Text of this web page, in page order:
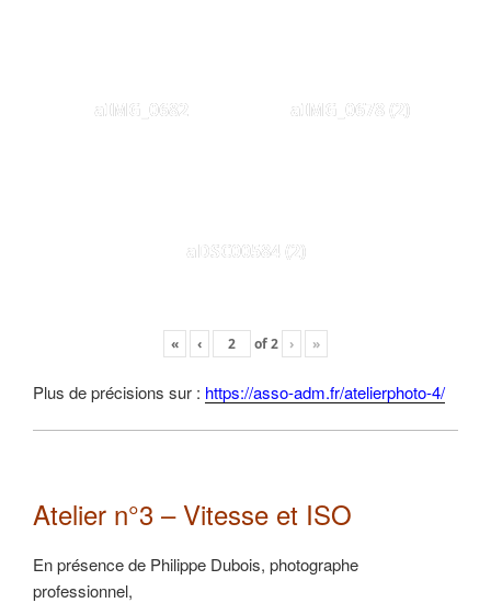
aIMG_0682 aIMG_0678 (2)
aDSC00584 (2)
« ‹ of2 › »
Plus de précisions sur : https://asso-adm.fr/atelierphoto-4/
Atelier n°3 – Vitesse et ISO
En présence de Philippe Dubois, photographe
professionnel,